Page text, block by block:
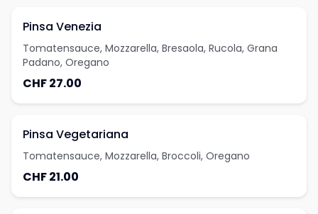
Pinsa Venezia
Tomatensauce, Mozzarella, Bresaola, Rucola, Grana
Padano, Oregano
CHF 27.00
Pinsa Vegetariana
Tomatensauce, Mozzarella, Broccoli, Oregano
CHF 21.00